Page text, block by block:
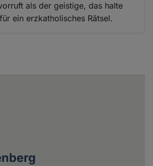
als der geistige, das halte
ein erzkatholisches Rätsel.